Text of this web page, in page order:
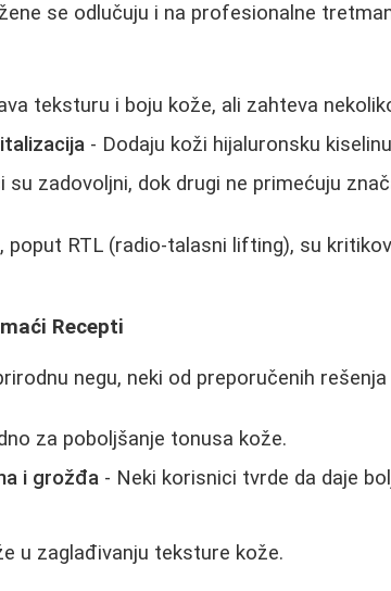
se odlučuju i na profesionalne
teksturu i boju kože, ali zahteva
- Dodaju koži hijaluronsku
su zadovoljni, dok drugi ne primećuju
poput RTL (radio-talasni lifting), su
Recepti
negu, neki od preporučenih rešenja
za poboljšanje tonusa kože.
i grožđa - Neki korisnici tvrde da daje
u zaglađivanju teksture kože.